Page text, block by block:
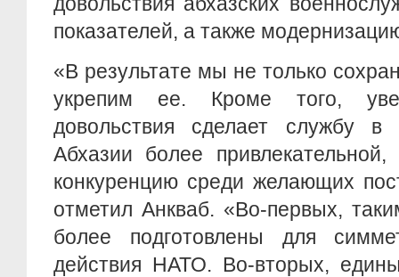
показателей, а также
«В результате мы не только
укрепим ее. Кроме того,
довольствия сделает службу в
Абхазии более
конкуренцию среди желающих
отметил Анкваб. «Во-первых,
более подготовлены для
действия НАТО. Во-вторых,